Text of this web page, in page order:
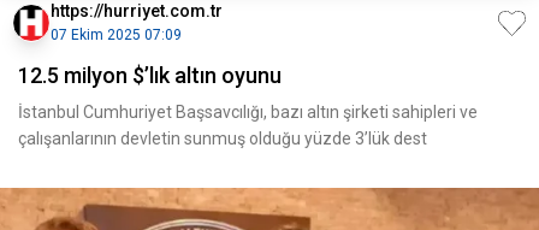
https://hurriyet.com.tr
07 Ekim 2025 07:09
12.5 milyon $’lık altın oyunu
İstanbul Cumhuriyet Başsavcılığı, bazı altın şirketi sahipleri ve
çalışanlarının devletin sunmuş olduğu yüzde 3’lük dest